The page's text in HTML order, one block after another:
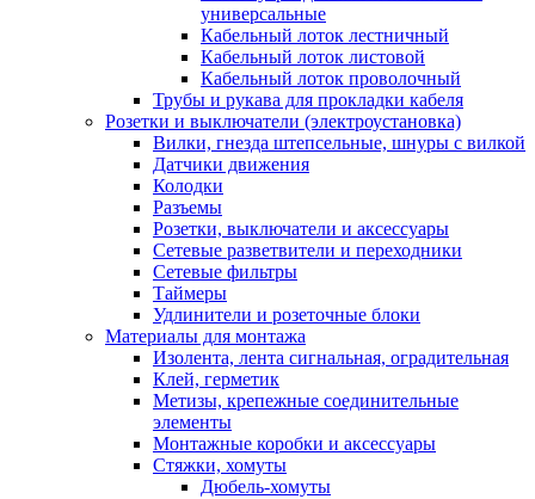
универсальные
Кабельный лоток лестничный
Кабельный лоток листовой
Кабельный лоток проволочный
Трубы и рукава для прокладки кабеля
Розетки и выключатели (электроустановка)
Вилки, гнезда штепсельные, шнуры с вилкой
Датчики движения
Колодки
Разъемы
Розетки, выключатели и аксессуары
Сетевые разветвители и переходники
Сетевые фильтры
Таймеры
Удлинители и розеточные блоки
Материалы для монтажа
Изолента, лента сигнальная, оградительная
Клей, герметик
Метизы, крепежные соединительные
элементы
Монтажные коробки и аксессуары
Стяжки, хомуты
Дюбель-хомуты